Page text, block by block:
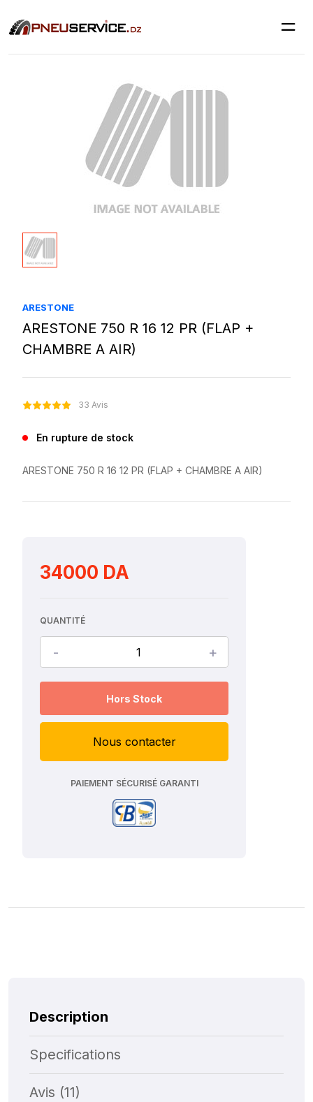
ARESTONE
ARESTONE 750 R 16 12 PR (FLAP +
CHAMBRE A AIR)
33 Avis
En rupture de stock
ARESTONE 750 R 16 12 PR (FLAP + CHAMBRE A AIR)
34000 DA
QUANTITÉ
- +
Hors Stock
Nous contacter
PAIEMENT SÉCURISÉ GARANTI
Description
Specifications
Avis (11)